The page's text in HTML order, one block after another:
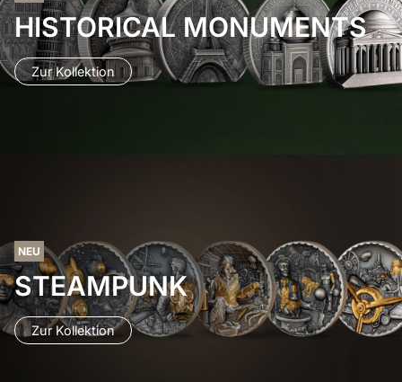
HISTORICAL MONUMENTS
Zur Kollektion
NEU
STEAMPUNK
Zur Kollektion